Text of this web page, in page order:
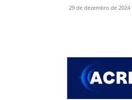
29 de dezembro de 2024